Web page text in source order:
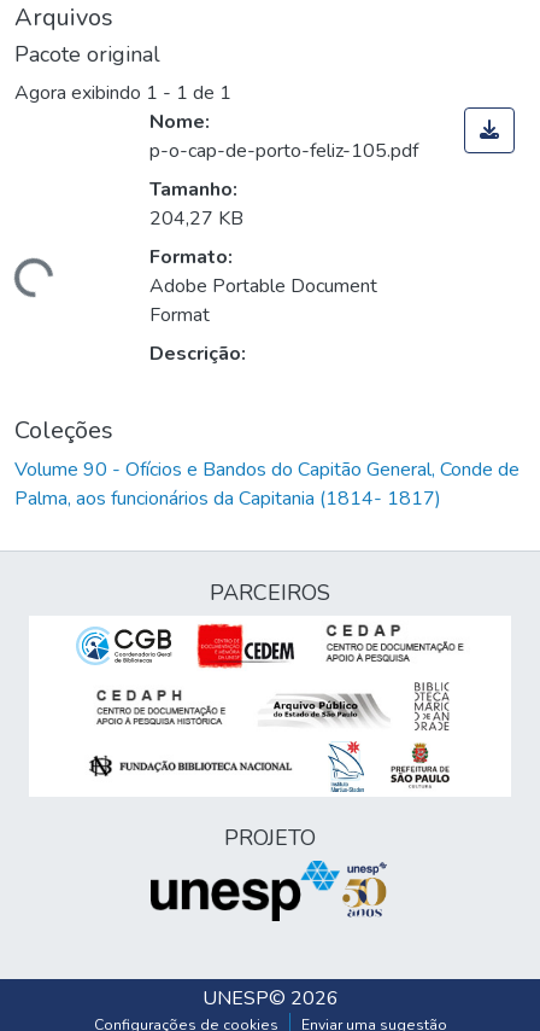
Arquivos
Pacote original
Agora exibindo 1 - 1 de 1
Carregando...
Nome:
p-o-cap-de-porto-feliz-105.pdf
Tamanho:
204,27 KB
Formato:
Adobe Portable Document
Format
Descrição:
Coleções
Volume 90 - Ofícios e Bandos do Capitão General, Conde de
Palma, aos funcionários da Capitania (1814- 1817)
PARCEIROS
PROJETO
UNESP© 2026
Configurações de cookies Enviar uma sugestão